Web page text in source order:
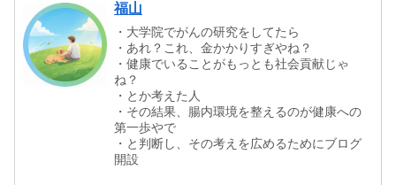
福山
・大学院でがんの研究をしてたら
・あれ？これ、金かかりすぎやね？
・健康でいることがもっとも社会貢献じゃ
ね？
・とか考えた人
・その結果、腸内環境を整えるのが健康への
第一歩やで
・と判断し、その考えを広めるためにブログ
開設